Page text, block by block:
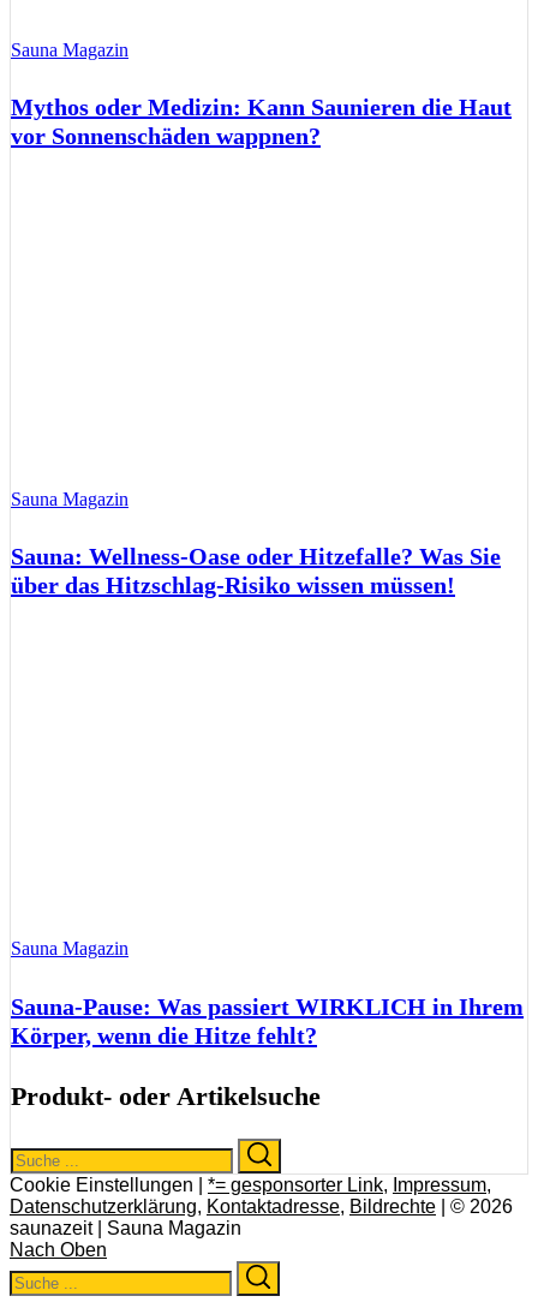
Sauna Magazin
Mythos oder Medizin: Kann Saunieren die Haut
vor Sonnenschäden wappnen?
Sauna Magazin
Sauna: Wellness-Oase oder Hitzefalle? Was Sie
über das Hitzschlag-Risiko wissen müssen!
Sauna Magazin
Sauna-Pause: Was passiert WIRKLICH in Ihrem
Körper, wenn die Hitze fehlt?
Produkt- oder Artikelsuche
Search
for:
Cookie Einstellungen | *= gesponsorter Link, Impressum,
Datenschutzerklärung, Kontaktadresse, Bildrechte | © 2026
saunazeit | Sauna Magazin
Nach Oben
Search
for: